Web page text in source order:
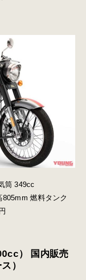
筒 349cc
燃料タンク
） 国内販売
）